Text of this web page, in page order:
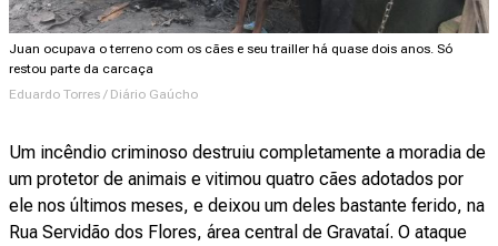
Juan ocupava o terreno com os cães e seu trailler há quase dois anos. Só
restou parte da carcaça
Eduardo Torres / Diário Gaúcho
Um incêndio criminoso destruiu completamente a moradia de
um protetor de animais e vitimou quatro cães adotados por
ele nos últimos meses, e deixou um deles bastante ferido, na
Rua Servidão dos Flores, área central de Gravataí. O ataque